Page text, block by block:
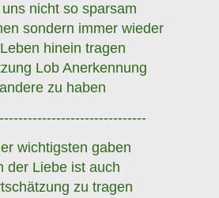
nicht so sparsam
sondern immer wieder
hinein tragen
Lob Anerkennung
zu haben
wichtigsten gaben
der Liebe ist auch
zu tragen